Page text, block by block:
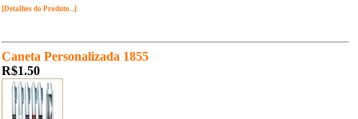
[Detalhes do Produto...]
Caneta Personalizada 1855
R$1.50